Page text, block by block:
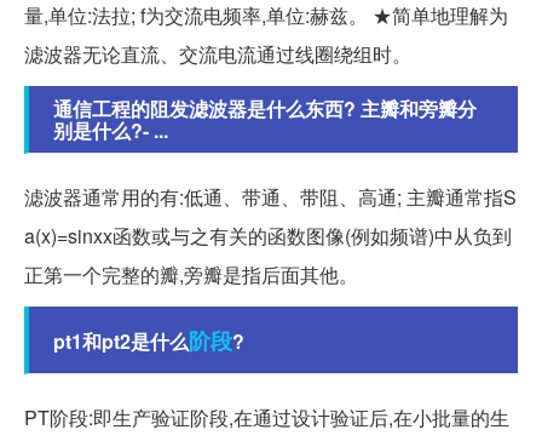
量,单位:法拉; f为交流电频率,单位:赫兹。 ★简单地理解为
滤波器无论直流、交流电流通过线圈绕组时。
通信工程的阻发滤波器是什么东西? 主瓣和旁瓣分
别是什么?- ...
滤波器通常用的有:低通、带通、带阻、高通; 主瓣通常指S
a(x)=sinxx函数或与之有关的函数图像(例如频谱)中从负到
正第一个完整的瓣,旁瓣是指后面其他。
pt1和pt2是什么阶段?
PT阶段:即生产验证阶段,在通过设计验证后,在小批量的生